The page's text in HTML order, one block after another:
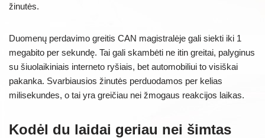
žinutės.
Duomenų perdavimo greitis CAN magistralėje gali siekti iki 1
megabito per sekundę. Tai gali skambėti ne itin greitai, palyginus
su šiuolaikiniais interneto ryšiais, bet automobiliui to visiškai
pakanka. Svarbiausios žinutės perduodamos per kelias
milisekundes, o tai yra greičiau nei žmogaus reakcijos laikas.
Kodėl du laidai geriau nei šimtas